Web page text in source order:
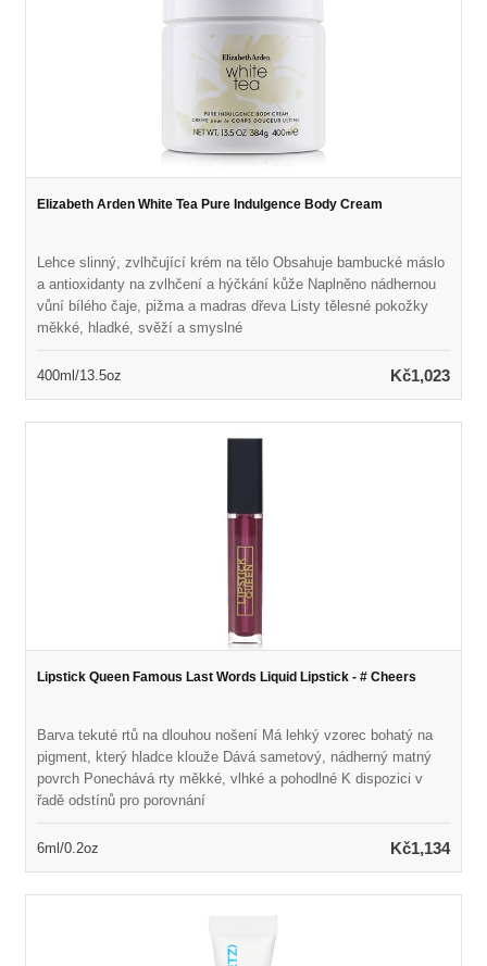
Elizabeth Arden White Tea Pure Indulgence Body Cream
Lehce slinný, zvlhčující krém na tělo Obsahuje bambucké máslo
a antioxidanty na zvlhčení a hýčkání kůže Naplněno nádhernou
vůní bílého čaje, pižma a madras dřeva Listy tělesné pokožky
měkké, hladké, svěží a smyslné
400ml/13.5oz Kč1,023
Lipstick Queen Famous Last Words Liquid Lipstick - # Cheers
Barva tekuté rtů na dlouhou nošení Má lehký vzorec bohatý na
pigment, který hladce klouže Dává sametový, nádherný matný
povrch Ponechává rty měkké, vlhké a pohodlné K dispozici v
řadě odstínů pro porovnání
6ml/0.2oz Kč1,134